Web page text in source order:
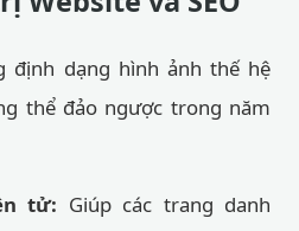
định dạng hình ảnh thế hệ
thể đảo ngược trong năm
tử: Giúp các trang danh